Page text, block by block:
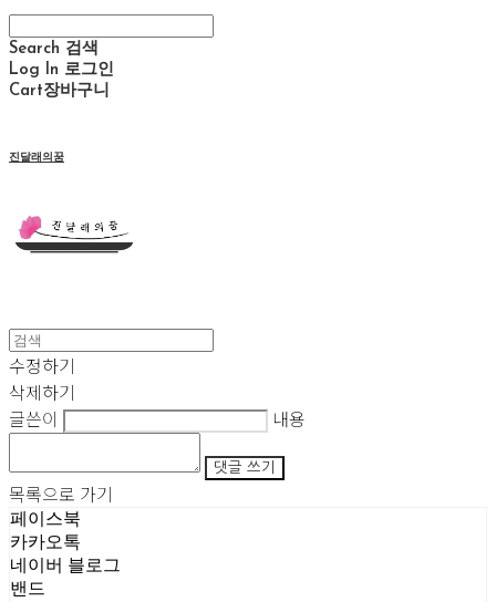
Search 검색
Log In 로그인
Cart장바구니
진달래의꿈
수정하기
삭제하기
글쓴이
내용
댓글 쓰기
목록으로 가기
페이스북
카카오톡
네이버 블로그
밴드